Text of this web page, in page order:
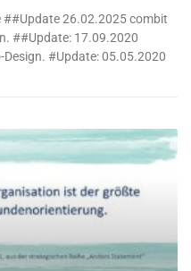
##Update 26.02.2025 combit
##Update: 17.09.2020
#Update: 05.05.2020